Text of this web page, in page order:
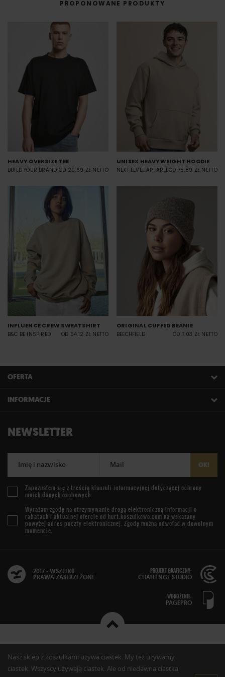
PROPONOWANE PRODUKTY
HEAVY OVERSIZE TEE
BUILD YOUR BRAND OD 20.69 ZŁ NETTO
UNISEX HEAVYWEIGHT HOODIE
NEXT LEVEL APPARELOD 75.89 ZŁ NETTO
INFLUENCE CREW SWEATSHIRT
B&C BE INSPIRED OD 54.12 ZŁ NETTO
ORIGINAL CUFFED BEANIE
BEECHFIELD OD 7.03 ZŁ NETTO
OFERTA
INFORMACJE
NEWSLETTER
Imię i nazwisko Mail OK!
Zapoznałem się z treścią klauzuli informacyjnej dotyczącej ochrony
moich danych osobowych.
Wyrażam zgodę na otrzymywanie drogą elektroniczną informacji o
rabatach i aktualnej ofercie od hurt.koszulkowo.com na wskazany
powyżej adres poczty elektronicznej. Zgodę można odwołać w dowolnym
momencie.
2017 - WSZELKIE
PRAWA ZASTRZEŻONE
PROJEKT GRAFICZNY:
CHALLENGE STUDIO
WDROŻENIE:
PAGEPRO
Nasz sklep z koszulkami używa ciastek. My też używamy
ciastek. Wszyscy używają ciastek. Ale od niedawna ciastka